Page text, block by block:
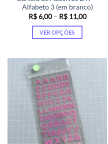
produto
Alfabeto 3 (em branco)
R$6,00 – R$11,00Faixa
VER OPÇÕES
tem
várias
variantes.
As
opções
podem
ser
escolhidas